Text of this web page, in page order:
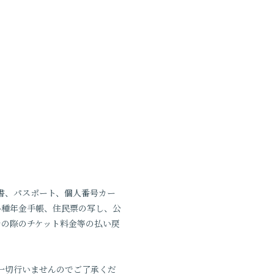
パスポート、個人番号カー
年金手帳、住民票の写し、公
際のチケット料金等の払い戻
行いませんのでご了承くだ